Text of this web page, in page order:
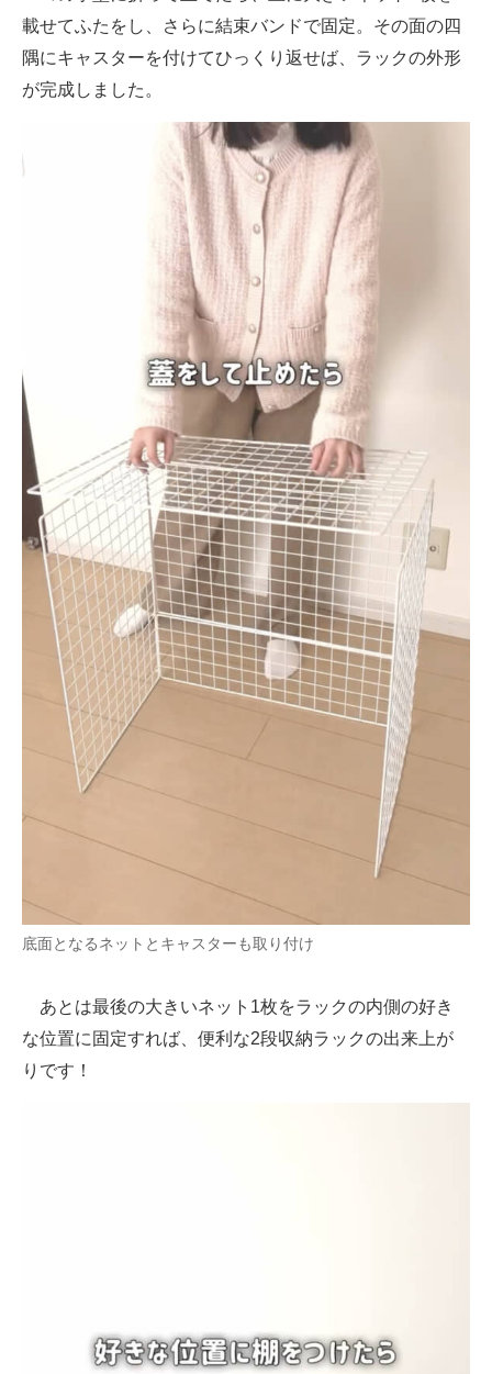
載せてふたをし、さらに結束バンドで固定。その面の四
隅にキャスターを付けてひっくり返せば、ラックの外形
が完成しました。
底面となるネットとキャスターも取り付け
あとは最後の大きいネット1枚をラックの内側の好き
な位置に固定すれば、便利な2段収納ラックの出来上が
りです！